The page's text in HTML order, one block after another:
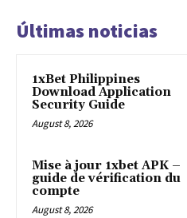
Últimas noticias
1xBet Philippines
Download Application
Security Guide
August 8, 2026
Mise à jour 1xbet APK –
guide de vérification du
compte
August 8, 2026